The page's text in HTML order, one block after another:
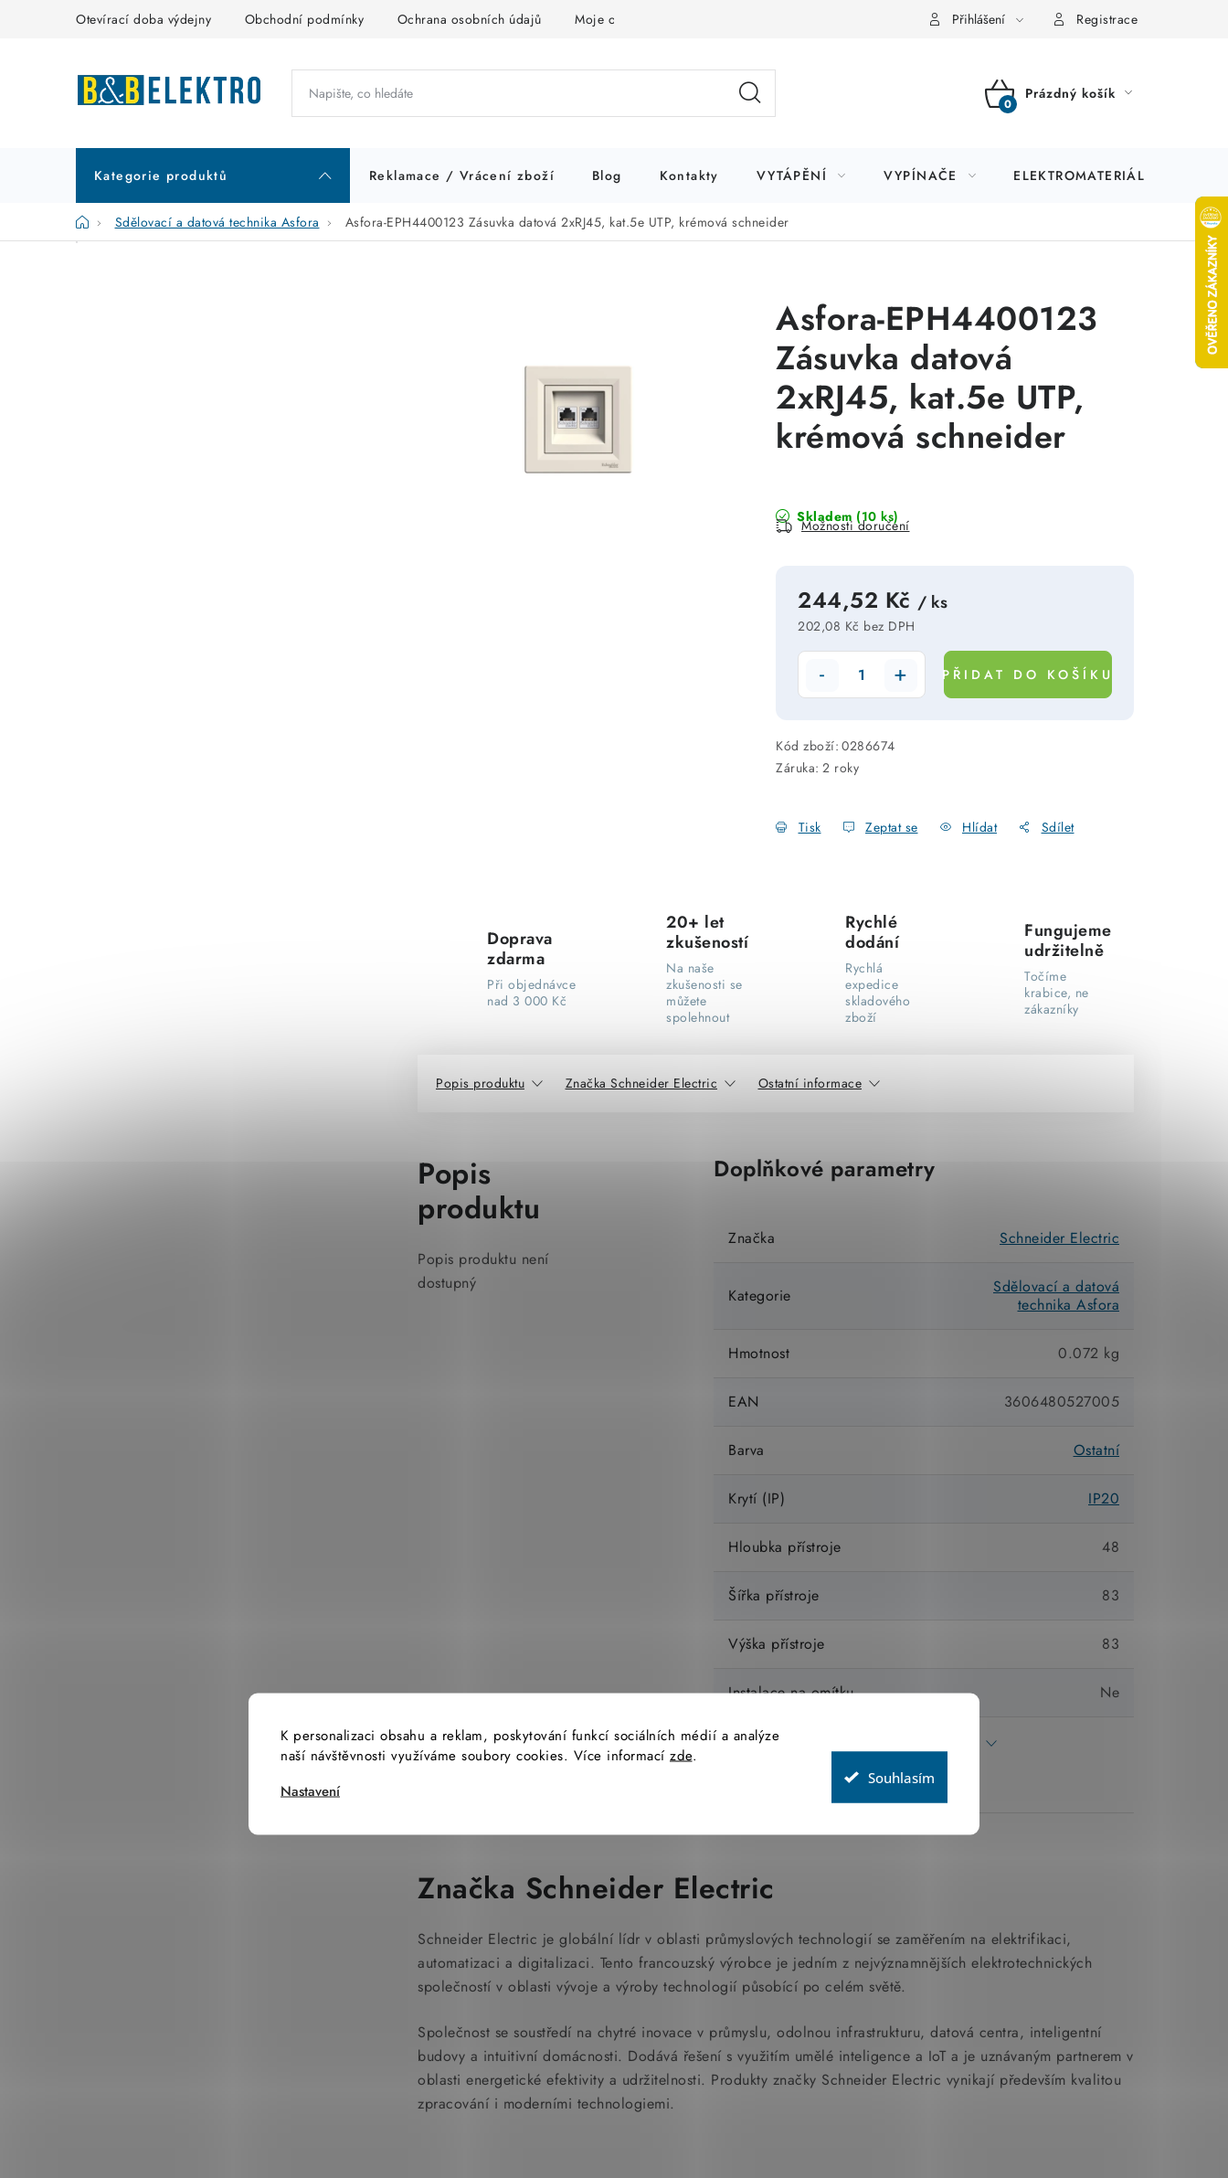
K personalizaci obsahu a reklam, poskytování funkcí sociálních médií a analýze
naší návštěvnosti využíváme soubory cookies. Více informací zde.
Nastavení
Souhlasím
Otevírací doba výdejny Obchodní podmínky Ochrana osobních údajů Moje objednávka Přihlášení Registrace
NÁKUPNÍ
Prázdný košík
Kategorie produktů Reklamace / Vrácení zboží Blog Kontakty VYTÁPĚNÍ VYPÍNAČE ELEKTROMATERIÁL
DomůSdělovací a datová technika Asfora Asfora-EPH4400123 Zásuvka datová 2xRJ45, kat.5e UTP, krémová schneider
P
Asfora-EPH4400123
Zásuvka datová
2xRJ45, kat.5e UTP,
krémová schneider
Skladem (10 ks)
Možnosti doručení
244,52 Kč / ks
202,08 Kč bez DPH
PŘIDAT DO KOŠÍKU
Kód zboží: 0286674
Záruka: 2 roky
Tisk Zeptat se Hlídat Sdílet
Doprava
zdarma
Při objednávce
nad 3 000 Kč
20+ let
zkušeností
Na naše
zkušenosti se
můžete
spolehnout
Rychlé
dodání
Rychlá
expedice
skladového
zboží
Fungujeme
udržitelně
Točíme
krabice, ne
zákazníky
Popis produktu Značka Schneider Electric Ostatní informace
Popis
produktu
Popis produktu není
dostupný
Doplňkové parametry
Značka Schneider Electric
Kategorie
Sdělovací a datová
technika Asfora
Hmotnost 0.072 kg
EAN 3606480527005
Barva Ostatní
Krytí (IP) IP20
Hloubka přístroje 48
Šířka přístroje 83
Výška přístroje 83
Instalace na omítku Ne
Značka Schneider Electric
Schneider Electric je globální lídr v oblasti průmyslových technologií se zaměřením na elektrifikaci,
automatizaci a digitalizaci. Tento francouzský výrobce je jedním z nejvýznamnějších elektrotechnických
společností v oblasti vývoje a výroby technologií působící po celém světě.
Společnost se soustředí na chytré inovace v průmyslu, odolnou infrastrukturu, datová centra, inteligentní
budovy a intuitivní domácnosti. Dodává řešení s využitím umělé inteligence a IoT a je uznávaným partnerem v
oblasti energetické efektivity a udržitelnosti. Produkty značky Schneider Electric vynikají především kvalitou
zpracování i moderními technologiemi.